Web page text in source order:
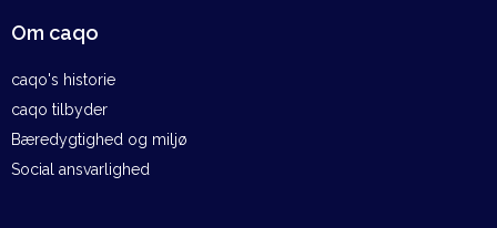
Om caqo
caqo's historie
caqo tilbyder
Bæredygtighed og miljø
Social ansvarlighed